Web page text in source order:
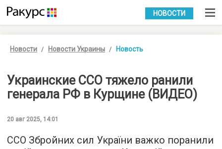
УКР РУС
НОВОСТИ
Новости Новости Украины Новость
Украинские ССО тяжело ранили
генерала РФ в Курщине (ВИДЕО)
20 авг 2025, 14:01
ССО Збройних сил України важко поранили